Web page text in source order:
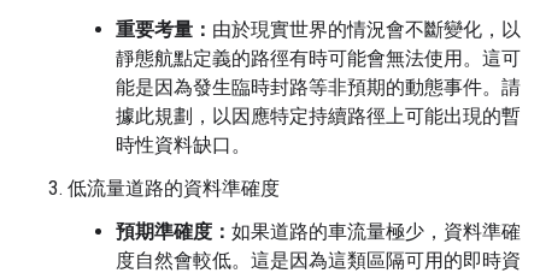
重要考量： 由於現實世界的情況會不斷變化，以
靜態航點定義的路徑有時可能會無法使用。這可
能是因為發生臨時封路等非預期的動態事件。請
據此規劃，以因應特定持續路徑上可能出現的暫
時性資料缺口。
低流量道路的資料準確度
預期準確度： 如果道路的車流量極少，資料準確
度自然會較低。這是因為這類區隔可用的即時資